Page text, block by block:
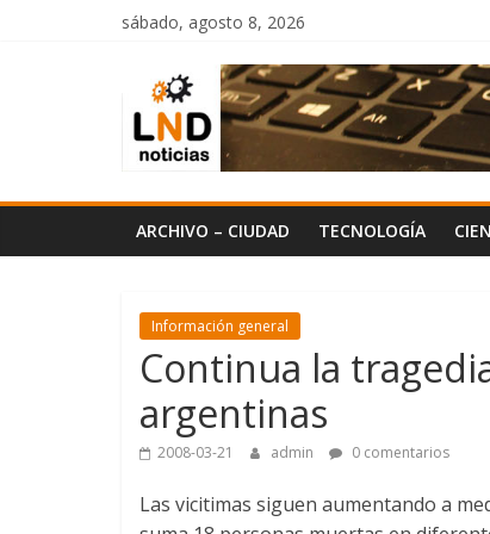
sábado, agosto 8, 2026
LND
Noticias
ARCHIVO – CIUDAD TECNOLOGÍA
Información general
Continua la
argentinas
2008-03-21 admin 0 comentarios
Las vicitimas siguen aumentando a